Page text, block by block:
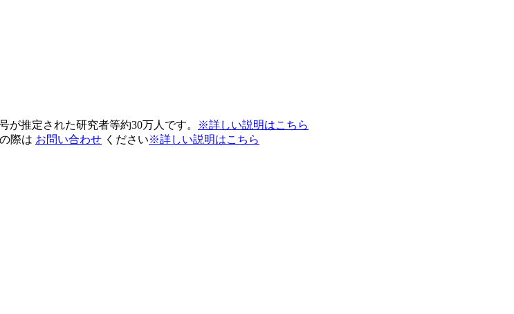
が推定された研究者等約30万人です。
※詳しい説明はこちら
際は お問い合わせ ください※詳しい説明はこちら